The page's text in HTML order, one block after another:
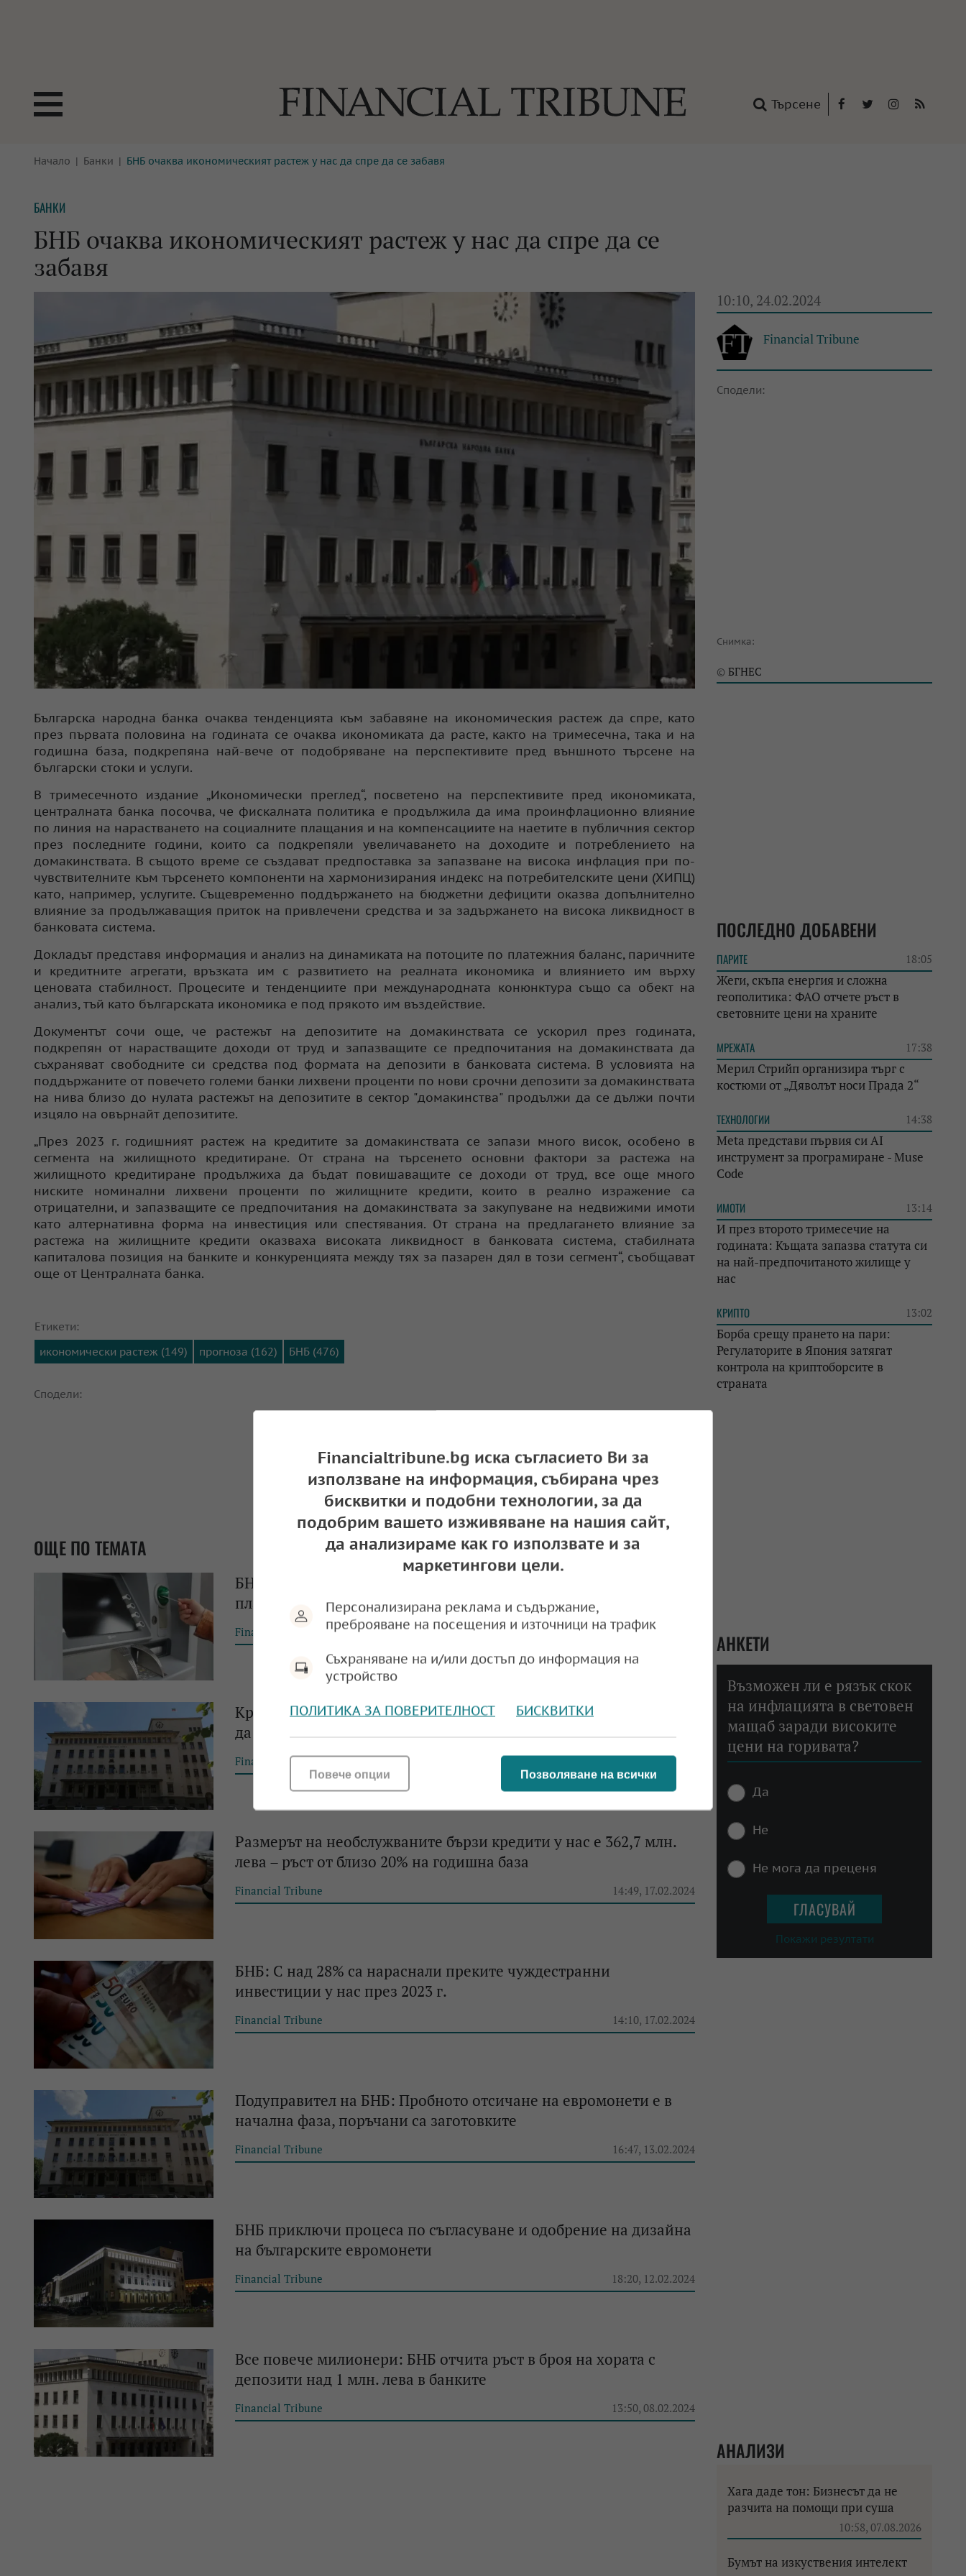
Търсене
БОРСИ
КРИПТО
БАНКИ
ПАРИТЕ
ЗАСТРАХОВАНЕ
ТЕХНОЛОГИИ
ИМОТИ
АВТОМОБИЛИ
МУЛТИМЕДИЯ
Начало Банки БНБ очаква икономическият растеж у нас да спре да се забавя
БАНКИ
БНБ очаква икономическият растеж у нас да спре да се
забавя
10:10, 24.02.2024
Financial Tribune
Сподели:
Снимка:
© БГНЕС
Българска народна банка очаква тенденцията към забавяне на икономическия растеж да спре, като
през първата половина на годината се очаква икономиката да расте, както на тримесечна, така и на
годишна база, подкрепяна най-вече от подобряване на перспективите пред външното търсене на
български стоки и услуги.
В тримесечното издание „Икономически преглед“, посветено на перспективите пред икономиката,
централната банка посочва, че фискалната политика е продължила да има проинфлационно влияние
по линия на нарастването на социалните плащания и на компенсациите на наетите в публичния сектор
през последните години, които са подкрепяли увеличаването на доходите и потреблението на
домакинствата. В същото време се създават предпоставка за запазване на висока инфлация при по-
чувствителните към търсенето компоненти на хармонизирания индекс на потребителските цени (ХИПЦ)
като, например, услугите. Същевременно поддържането на бюджетни дефицити оказва допълнително
влияние за продължаващия приток на привлечени средства и за задържането на висока ликвидност в
банковата система.
Докладът представя информация и анализ на динамиката на потоците по платежния баланс, паричните
и кредитните агрегати, връзката им с развитието на реалната икономика и влиянието им върху
ценовата стабилност. Процесите и тенденциите при международната конюнктура също са обект на
анализ, тъй като българската икономика е под прякото им въздействие.
Документът сочи още, че растежът на депозитите на домакинствата се ускорил през годината,
подкрепян от нарастващите доходи от труд и запазващите се предпочитания на домакинствата да
съхраняват свободните си средства под формата на депозити в банковата система. В условията на
поддържаните от повечето големи банки лихвени проценти по нови срочни депозити за домакинствата
на нива близо до нулата растежът на депозитите в сектор "домакинства" продължи да се дължи почти
изцяло на овърнайт депозитите.
„През 2023 г. годишният растеж на кредитите за домакинствата се запази много висок, особено в
сегмента на жилищното кредитиране. От страна на търсенето основни фактори за растежа на
жилищното кредитиране продължиха да бъдат повишаващите се доходи от труд, все още много
ниските номинални лихвени проценти по жилищните кредити, които в реално изражение са
отрицателни, и запазващите се предпочитания на домакинствата за закупуване на недвижими имоти
като алтернативна форма на инвестиция или спестявания. От страна на предлагането влияние за
растежа на жилищните кредити оказваха високата ликвидност в банковата система, стабилната
капиталова позиция на банките и конкуренцията между тях за пазарен дял в този сегмент“, съобщават
още от Централната банка.
Етикети:
икономически растеж (149)
прогноза (162) БНБ (476)
Сподели:
ОЩЕ ПО ТЕМАТА
БНБ обяви средните размери на банковите такси: Вижте колко
плащаме, когато теглим парите си
Financial Tribune 17:11, 23.02.2024
Кредитите и депозитите на домакинствата у нас продължават
да нарастват
Financial Tribune 16:13, 23.02.2024
Размерът на необслужваните бързи кредити у нас е 362,7 млн.
лева – ръст от близо 20% на годишна база
Financial Tribune 14:49, 17.02.2024
БНБ: С над 28% са нараснали преките чуждестранни
инвестиции у нас през 2023 г.
Financial Tribune 14:10, 17.02.2024
Подуправител на БНБ: Пробното отсичане на евромонети е в
начална фаза, поръчани са заготовките
Financial Tribune 16:47, 13.02.2024
БНБ приключи процеса по съгласуване и одобрение на дизайна
на българските евромонети
Financial Tribune 18:20, 12.02.2024
Все повече милионери: БНБ отчита ръст в броя на хората с
депозити над 1 млн. лева в банките
Financial Tribune 13:50, 08.02.2024
ПОСЛЕДНО ДОБАВЕНИ
ПАРИТЕ 18:05
Жеги, скъпа енергия и сложна
геополитика: ФАО отчете ръст в
световните цени на храните
МРЕЖАТА 17:38
Мерил Стрийп организира търг с
костюми от „Дяволът носи Прада 2“
ТЕХНОЛОГИИ 14:38
Meta представи първия си AI
инструмент за програмиране - Muse
Code
ИМОТИ 13:14
И през второто тримесечие на
годината: Къщата запазва статута си
на най-предпочитаното жилище у
нас
КРИПТО 13:02
Борба срещу прането на пари:
Регулаторите в Япония затягат
контрола на криптоборсите в
страната
АНКЕТИ
Възможен ли е рязък скок
на инфлацията в световен
мащаб заради високите
цени на горивата?
Да
Не
Не мога да преценя
Покажи резултати
АНАЛИЗИ
Хага даде тон: Бизнесът да не
разчита на помощи при суша
10:58, 07.08.2026
Бумът на изкуствения интелект
Financialtribune.bg иска съгласието Ви за
използване на информация, събирана чрез
бисквитки и подобни технологии, за да
подобрим вашето изживяване на нашия сайт,
да анализираме как го използвате и за
маркетингови цели.
Персонализирана реклама и съдържание,
преброяване на посещения и източници на трафик
Съхраняване на и/или достъп до информация на
устройство
ПОЛИТИКА ЗА ПОВЕРИТЕЛНОСТ БИСКВИТКИ
Позволяване на всички
Повече опции